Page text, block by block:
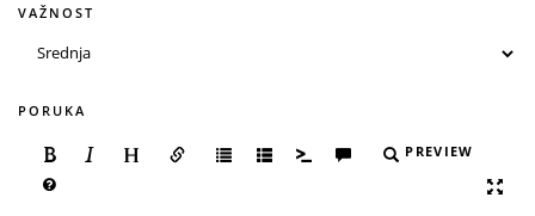
VAŽNOST
PORUKA
PREVIEW